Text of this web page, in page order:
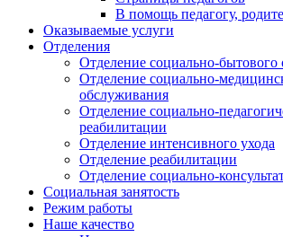
В помощь педагогу,
Оказываемые услуги
Отделения
Отделение социально-бытового
Отделение социально-
обслуживания
Отделение социально-
реабилитации
Отделение интенсивного ухода
Отделение реабилитации
Отделение социально-
Социальная занятость
Режим работы
Наше качество